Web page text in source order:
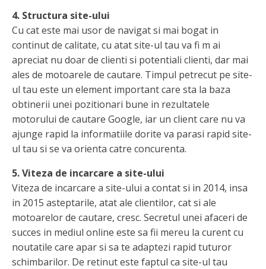
4. Structura site-ului
Cu cat este mai usor de navigat si mai bogat in
continut de calitate, cu atat site-ul tau va fi m ai
apreciat nu doar de clienti si potentiali clienti, dar mai
ales de motoarele de cautare. Timpul petrecut pe site-
ul tau este un element important care sta la baza
obtinerii unei pozitionari bune in rezultatele
motorului de cautare Google, iar un client care nu va
ajunge rapid la informatiile dorite va parasi rapid site-
ul tau si se va orienta catre concurenta.
5. Viteza de incarcare a site-ului
Viteza de incarcare a site-ului a contat si in 2014, insa
in 2015 asteptarile, atat ale clientilor, cat si ale
motoarelor de cautare, cresc. Secretul unei afaceri de
succes in mediul online este sa fii mereu la curent cu
noutatile care apar si sa te adaptezi rapid tuturor
schimbarilor. De retinut este faptul ca site-ul tau